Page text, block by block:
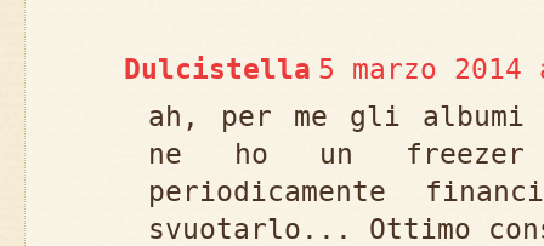
Dulcistella 5 marzo
ah, per me gli albumi
ne ho un
periodicamente
svuotarlo... Ottimo